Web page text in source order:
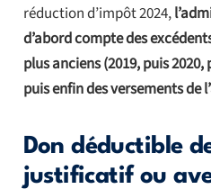
réduction d’impôt 2024,
d’abord compte des
plus anciens (2019, puis
puis enfin des versements de
Don déductible
justificatif ou